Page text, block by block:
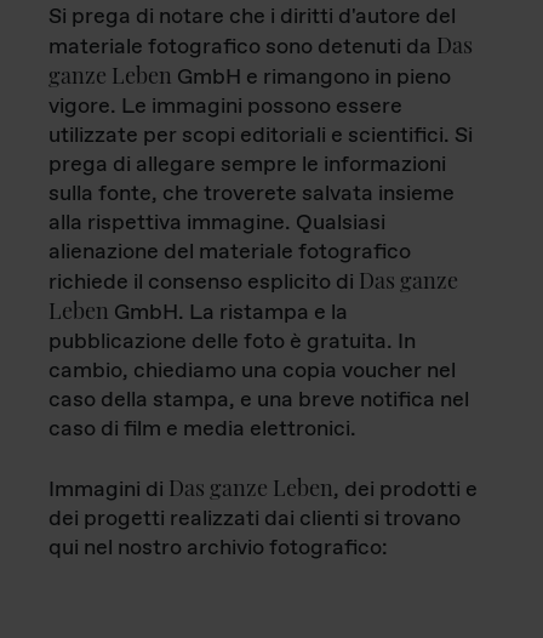
Si prega di notare che i diritti d'autore del
materiale fotografico sono detenuti da Das
ganze Leben GmbH e rimangono in pieno
vigore. Le immagini possono essere
utilizzate per scopi editoriali e scientifici. Si
prega di allegare sempre le informazioni
sulla fonte, che troverete salvata insieme
alla rispettiva immagine. Qualsiasi
alienazione del materiale fotografico
richiede il consenso esplicito di Das ganze
Leben GmbH. La ristampa e la
pubblicazione delle foto è gratuita. In
cambio, chiediamo una copia voucher nel
caso della stampa, e una breve notifica nel
caso di film e media elettronici.
Immagini di Das ganze Leben, dei prodotti e
dei progetti realizzati dai clienti si trovano
qui nel nostro archivio fotografico: